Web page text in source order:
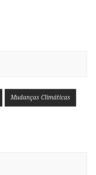
Mudanças Climáticas